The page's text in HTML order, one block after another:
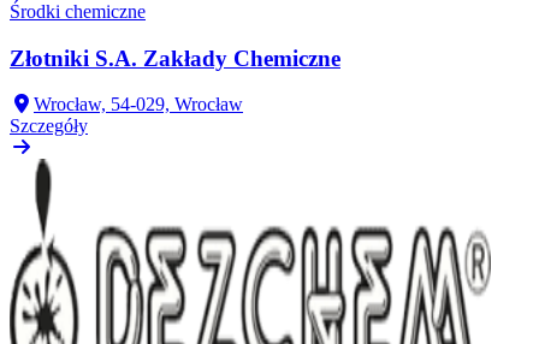
Środki chemiczne
Złotniki S.A. Zakłady Chemiczne
Wrocław, 54-029, Wrocław
Szczegóły